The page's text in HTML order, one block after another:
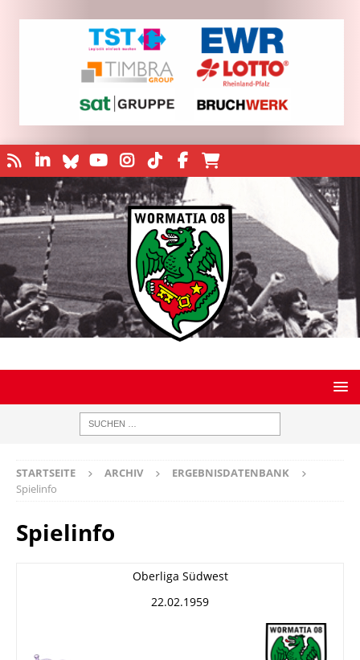
STARTSEITE ARCHIV
ERGEBNISDATENBANK
Spielinfo
Spielinfo
Oberliga Südwest
22.02.1959